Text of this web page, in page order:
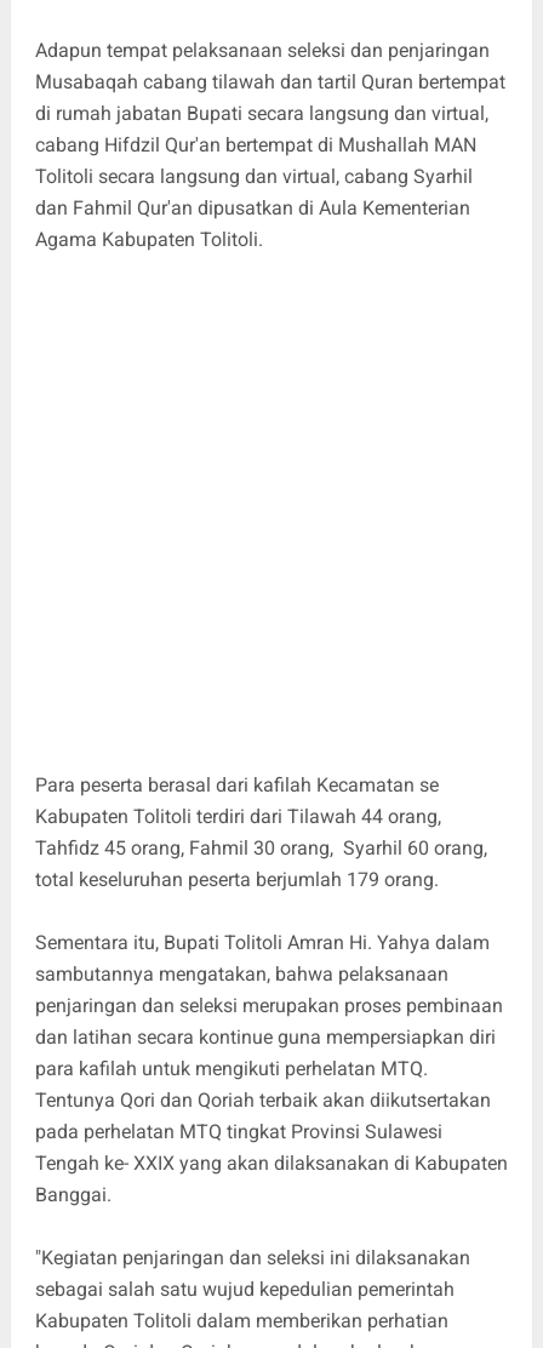
Adapun tempat pelaksanaan seleksi dan penjaringan
Musabaqah cabang tilawah dan tartil Quran bertempat
di rumah jabatan Bupati secara langsung dan virtual,
cabang Hifdzil Qur'an bertempat di Mushallah MAN
Tolitoli secara langsung dan virtual, cabang Syarhil
dan Fahmil Qur'an dipusatkan di Aula Kementerian
Agama Kabupaten Tolitoli.
Para peserta berasal dari kafilah Kecamatan se
Kabupaten Tolitoli terdiri dari Tilawah 44 orang,
Tahfidz 45 orang, Fahmil 30 orang, Syarhil 60 orang,
total keseluruhan peserta berjumlah 179 orang.
Sementara itu, Bupati Tolitoli Amran Hi. Yahya dalam
sambutannya mengatakan, bahwa pelaksanaan
penjaringan dan seleksi merupakan proses pembinaan
dan latihan secara kontinue guna mempersiapkan diri
para kafilah untuk mengikuti perhelatan MTQ.
Tentunya Qori dan Qoriah terbaik akan diikutsertakan
pada perhelatan MTQ tingkat Provinsi Sulawesi
Tengah ke- XXIX yang akan dilaksanakan di Kabupaten
Banggai.
"Kegiatan penjaringan dan seleksi ini dilaksanakan
sebagai salah satu wujud kepedulian pemerintah
Kabupaten Tolitoli dalam memberikan perhatian